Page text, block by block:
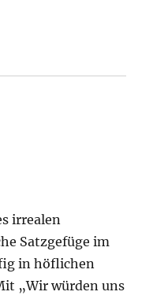
irrealen
Satzgefüge im
in höflichen
„Wir würden uns